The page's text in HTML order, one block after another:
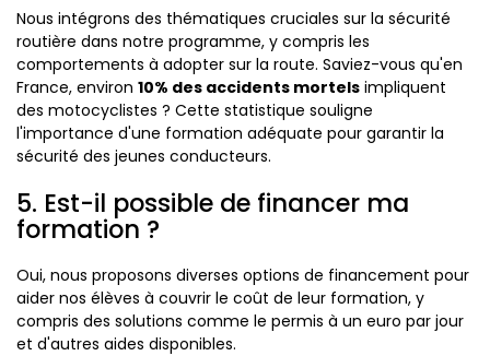
Nous intégrons des thématiques cruciales sur la sécurité
routière dans notre programme, y compris les
comportements à adopter sur la route. Saviez-vous qu'en
France, environ 10% des accidents mortels impliquent
des motocyclistes ? Cette statistique souligne
l'importance d'une formation adéquate pour garantir la
sécurité des jeunes conducteurs.
5. Est-il possible de financer ma
formation ?
Oui, nous proposons diverses options de financement pour
aider nos élèves à couvrir le coût de leur formation, y
compris des solutions comme le permis à un euro par jour
et d'autres aides disponibles.